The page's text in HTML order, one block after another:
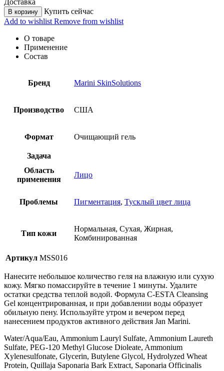
В корзину
Купить сейчас
Add to wishlist Remove from wishlist
О товаре
Применение
Состав
Бренд Marini SkinSolutions
Производство США
Формат Очищающий гель
Задача
Область
применения
Лицо
Проблемы Пигментация, Тусклый цвет лица
Тип кожи
Нормальная, Сухая, Жирная,
Комбинированная
Артикул MSS016
Нанесите небольшое количество геля на влажную или сухую
кожу. Мягко помассируйте в течение 1 минуты. Удалите
остатки средства теплой водой. Формула C-ESTA Cleansing
Gel концентрированная, и при добавлении воды образует
обильную пену. Используйте утром и вечером перед
нанесением продуктов активного действия Jan Marini.
Water/Aqua/Eau, Ammonium Lauryl Sulfate, Ammonium Laureth
Sulfate, PEG-120 Methyl Glucose Dioleate, Ammonium
Xylenesulfonate, Glycerin, Butylene Glycol, Hydrolyzed Wheat
Protein, Quillaja Saponaria Bark Extract, Saponaria Officinalis